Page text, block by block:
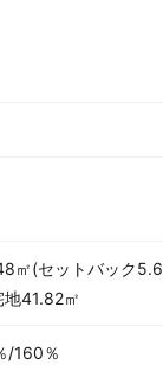
㎡(セットバック
地41.82㎡
/160％